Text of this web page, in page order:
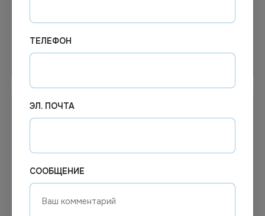
ТЕЛЕФОН
ЭЛ. ПОЧТА
СООБЩЕНИЕ